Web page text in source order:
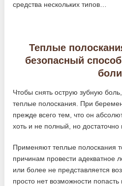
средства нескольких типов…
Теплые
безопасный
боли
Чтобы снять острую зубную
теплые полоскания. При
прежде всего тем, что он
хоть и не полный, но
Применяют теплые полоскания
причинам провести адекватное
или более не представляется
просто нет возможности